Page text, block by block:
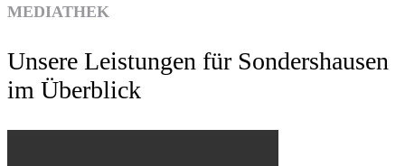
MEDIATHEK
Unsere Leistungen für Sondershausen
im Überblick